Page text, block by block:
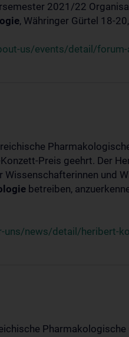
2021/22
, Währinger Gürtel 18-
us/events/detail/
Preis geehrt. Der
Wissenschafterinnen und
betreiben,
news/detail/heribert-